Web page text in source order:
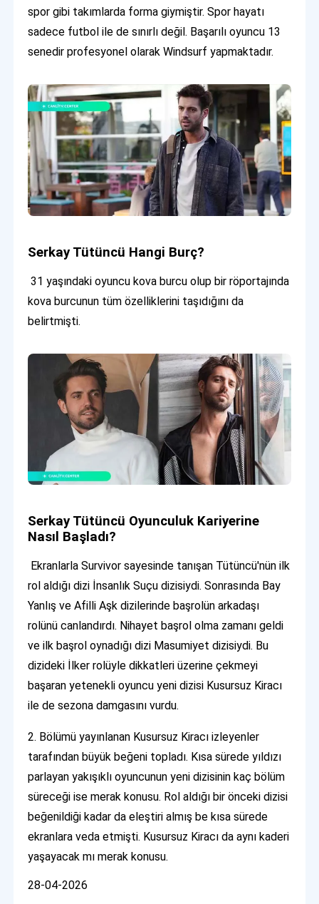
spor gibi takımlarda forma giymiştir. Spor hayatı
sadece futbol ile de sınırlı değil. Başarılı oyuncu 13
senedir profesyonel olarak Windsurf yapmaktadır.
Serkay Tütüncü Hangi Burç?
31 yaşındaki oyuncu kova burcu olup bir röportajında
kova burcunun tüm özelliklerini taşıdığını da
belirtmişti.
Serkay Tütüncü Oyunculuk Kariyerine
Nasıl Başladı?
Ekranlarla Survivor sayesinde tanışan Tütüncü'nün ilk
rol aldığı dizi İnsanlık Suçu dizisiydi. Sonrasında Bay
Yanlış ve Afilli Aşk dizilerinde başrolün arkadaşı
rolünü canlandırdı. Nihayet başrol olma zamanı geldi
ve ilk başrol oynadığı dizi Masumiyet dizisiydi. Bu
dizideki İlker rolüyle dikkatleri üzerine çekmeyi
başaran yetenekli oyuncu yeni dizisi Kusursuz Kiracı
ile de sezona damgasını vurdu.
2. Bölümü yayınlanan Kusursuz Kiracı izleyenler
tarafından büyük beğeni topladı. Kısa sürede yıldızı
parlayan yakışıklı oyuncunun yeni dizisinin kaç bölüm
süreceği ise merak konusu. Rol aldığı bir önceki dizisi
beğenildiği kadar da eleştiri almış be kısa sürede
ekranlara veda etmişti. Kusursuz Kiracı da aynı kaderi
yaşayacak mı merak konusu.
28-04-2026